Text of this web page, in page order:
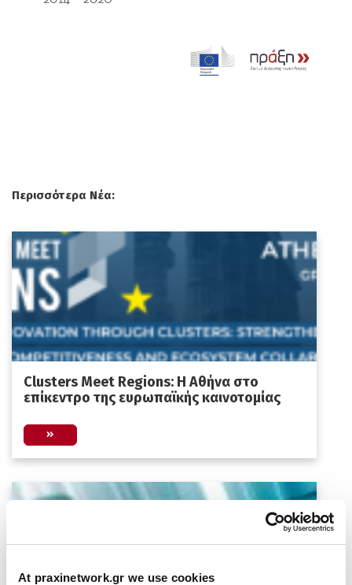
At praxinetwork.gr we use cookies
Περισσότερα Νέα:
Clusters Meet Regions: Η Αθήνα στο
επίκεντρο της ευρωπαϊκής καινοτομίας